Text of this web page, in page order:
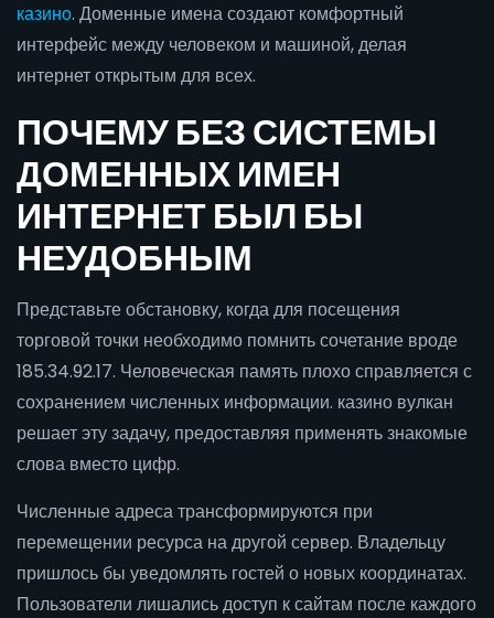
казино. Доменные имена создают комфортный
интерфейс между человеком и машиной, делая
интернет открытым для всех.
ПОЧЕМУ БЕЗ СИСТЕМЫ
ДОМЕННЫХ ИМЕН
ИНТЕРНЕТ БЫЛ БЫ
НЕУДОБНЫМ
Представьте обстановку, когда для посещения
торговой точки необходимо помнить сочетание вроде
185.34.92.17. Человеческая память плохо справляется с
сохранением численных информации. казино вулкан
решает эту задачу, предоставляя применять знакомые
слова вместо цифр.
Численные адреса трансформируются при
перемещении ресурса на другой сервер. Владельцу
пришлось бы уведомлять гостей о новых координатах.
Пользователи лишались доступ к сайтам после каждого